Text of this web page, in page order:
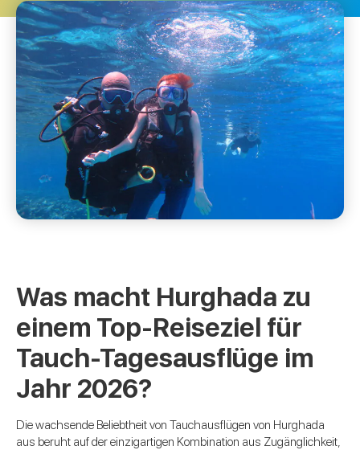
Was macht Hurghada zu
einem Top-Reiseziel für
Tauch-Tagesausflüge im
Jahr 2026?
Die wachsende Beliebtheit von Tauchausflügen von Hurghada
aus beruht auf der einzigartigen Kombination aus Zugänglichkeit,